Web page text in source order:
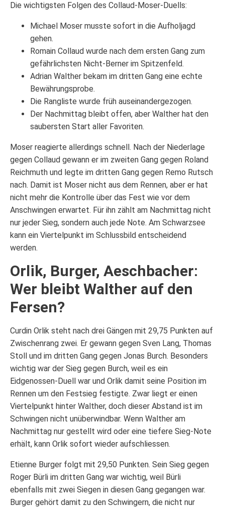
Die wichtigsten Folgen des Collaud-Moser-Duells:
Michael Moser musste sofort in die Aufholjagd
gehen.
Romain Collaud wurde nach dem ersten Gang zum
gefährlichsten Nicht-Berner im Spitzenfeld.
Adrian Walther bekam im dritten Gang eine echte
Bewährungsprobe.
Die Rangliste wurde früh auseinandergezogen.
Der Nachmittag bleibt offen, aber Walther hat den
saubersten Start aller Favoriten.
Moser reagierte allerdings schnell. Nach der Niederlage
gegen Collaud gewann er im zweiten Gang gegen Roland
Reichmuth und legte im dritten Gang gegen Remo Rutsch
nach. Damit ist Moser nicht aus dem Rennen, aber er hat
nicht mehr die Kontrolle über das Fest wie vor dem
Anschwingen erwartet. Für ihn zählt am Nachmittag nicht
nur jeder Sieg, sondern auch jede Note. Am Schwarzsee
kann ein Viertelpunkt im Schlussbild entscheidend
werden.
Orlik, Burger, Aeschbacher:
Wer bleibt Walther auf den
Fersen?
Curdin Orlik steht nach drei Gängen mit 29,75 Punkten auf
Zwischenrang zwei. Er gewann gegen Sven Lang, Thomas
Stoll und im dritten Gang gegen Jonas Burch. Besonders
wichtig war der Sieg gegen Burch, weil es ein
Eidgenossen-Duell war und Orlik damit seine Position im
Rennen um den Festsieg festigte. Zwar liegt er einen
Viertelpunkt hinter Walther, doch dieser Abstand ist im
Schwingen nicht unüberwindbar. Wenn Walther am
Nachmittag nur gestellt wird oder eine tiefere Sieg-Note
erhält, kann Orlik sofort wieder aufschliessen.
Etienne Burger folgt mit 29,50 Punkten. Sein Sieg gegen
Roger Bürli im dritten Gang war wichtig, weil Bürli
ebenfalls mit zwei Siegen in diesen Gang gegangen war.
Burger gehört damit zu den Schwingern, die nicht nur